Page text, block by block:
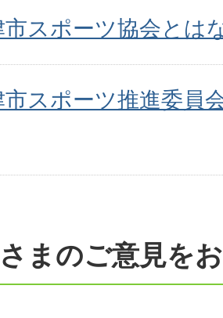
市スポーツ協会とは
市スポーツ推進委員
まのご意見を